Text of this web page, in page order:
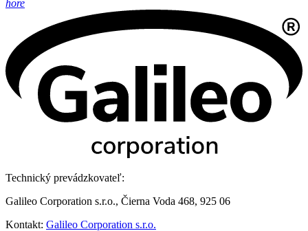
hore
Technický prevádzkovateľ:
Galileo Corporation s.r.o., Čierna Voda 468, 925 06
Kontakt: Galileo Corporation s.r.o.